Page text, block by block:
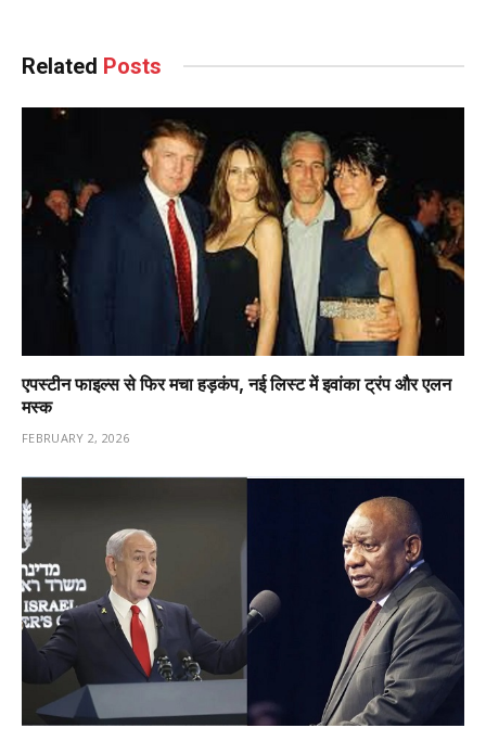
Related Posts
एपस्टीन फाइल्स से फिर मचा हड़कंप, नई लिस्ट में इवांका ट्रंप और एलन
मस्क
FEBRUARY 2, 2026